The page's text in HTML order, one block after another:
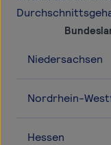
Niedersachsen
Nordrhein-
Hessen